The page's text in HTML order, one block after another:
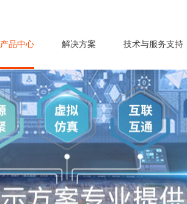
产品中心 解决方案 技术与服务支持